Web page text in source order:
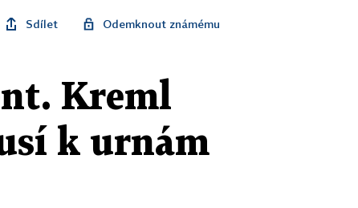
Sdílet Odemknout známému
Kreml
k urnám